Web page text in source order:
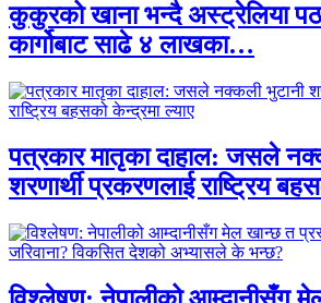
कुकुरको खाना भन्दै अस्ट्रेलिया
कार्गोबाट साढे ४ लाखका…
पत्रकार मातृका दाहाल: जसले
शरणार्थी प्रकरणलाई राष्ट्रिय